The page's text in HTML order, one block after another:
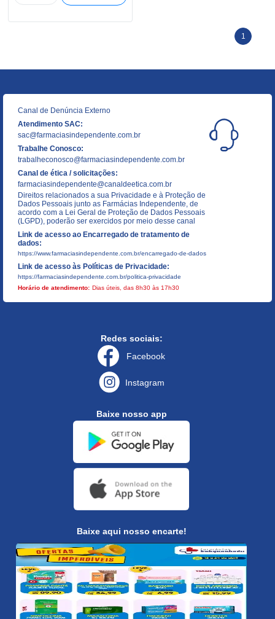
1
Canal de Denúncia Externo
Atendimento SAC:
sac@farmaciasindependente.com.br
Trabalhe Conosco:
trabalheconosco@farmaciasindependente.com.br
Canal de ética / solicitações:
farmaciasindependente@canaldeetica.com.br
Direitos relacionados a sua Privacidade e à Proteção de
Dados Pessoais junto as Farmácias Independente, de
acordo com a Lei Geral de Proteção de Dados Pessoais
(LGPD), poderão ser exercidos por meio desse canal
Link de acesso ao Encarregado de tratamento de
dados:
https://www.farmaciasindependente.com.br/encarregado-de-dados
Link de acesso às Políticas de Privacidade:
https://farmaciasindependente.com.br/politica-privacidade
Horário de atendimento: Dias úteis, das 8h30 às 17h30
Redes sociais:
Facebook
Instagram
Baixe nosso app
Baixe aqui nosso encarte!